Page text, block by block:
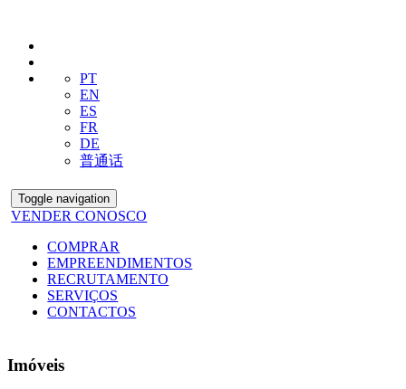
PT
EN
ES
FR
DE
普通话
Toggle navigation
VENDER CONOSCO
COMPRAR
EMPREENDIMENTOS
RECRUTAMENTO
SERVIÇOS
CONTACTOS
Imóveis